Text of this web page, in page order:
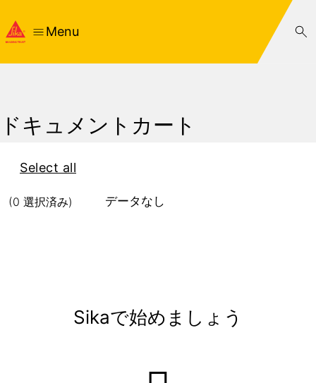
Menu
ドキュメントカート
Select all
(0 選択済み) データなし
Sikaで始めましょう